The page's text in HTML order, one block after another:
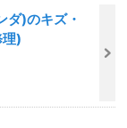
ダ)のキズ・
)